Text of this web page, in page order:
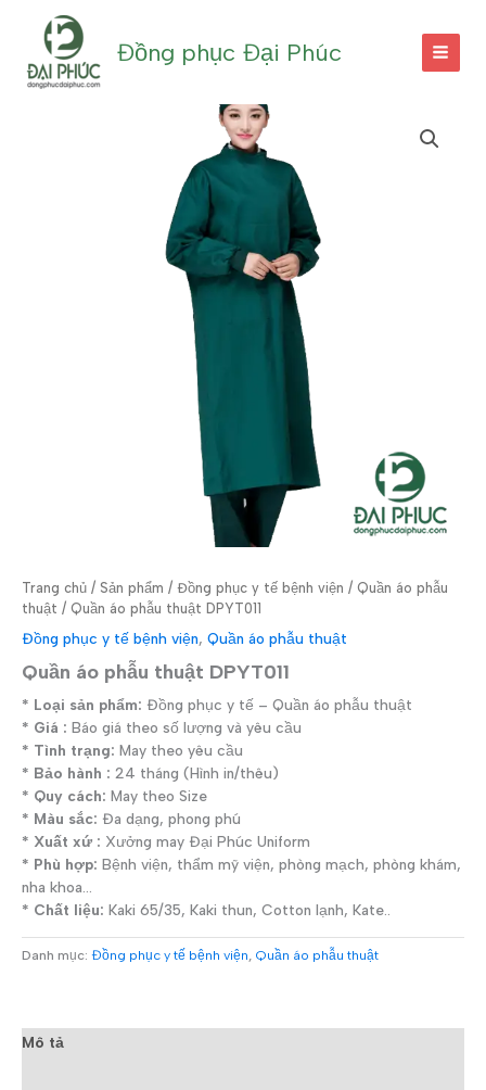
dung
Đồng phục Đại Phúc
Trang chủ / Sản phẩm / Đồng phục y tế bệnh viện / Quần áo phẫu
thuật / Quần áo phẫu thuật DPYT011
Đồng phục y tế bệnh viện, Quần áo phẫu thuật
Quần áo phẫu thuật DPYT011
* Loại sản phẩm: Đồng phục y tế – Quần áo phẫu thuật
* Giá : Báo giá theo số lượng và yêu cầu
* Tình trạng: May theo yêu cầu
* Bảo hành : 24 tháng (Hình in/thêu)
* Quy cách: May theo Size
* Màu sắc: Đa dạng, phong phú
* Xuất xứ : Xưởng may Đại Phúc Uniform
* Phù hợp: Bệnh viện, thẩm mỹ viện, phòng mạch, phòng khám,
nha khoa…
* Chất liệu: Kaki 65/35, Kaki thun, Cotton lạnh, Kate..
Danh mục: Đồng phục y tế bệnh viện Quần áo phẫu thuật
Mô tả